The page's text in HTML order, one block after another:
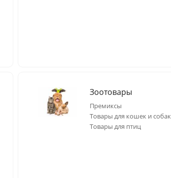
Зоотовары
Премиксы
Товары для кошек и собак
Товары для птиц